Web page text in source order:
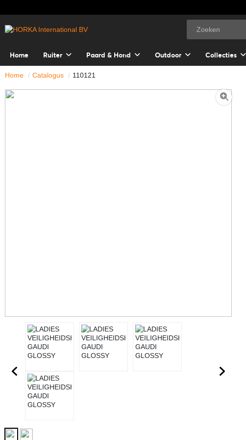
Home Ruiter Paard & Hond Outdoor Collecties
Home Catalogus 110121